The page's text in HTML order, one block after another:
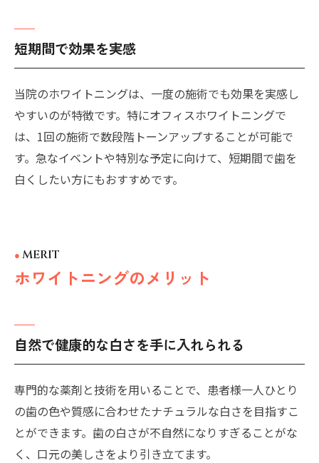
短期間で効果を実感
当院のホワイトニングは、一度の施術でも効果を実感し
やすいのが特徴です。特にオフィスホワイトニングで
は、1回の施術で数段階トーンアップすることが可能で
す。急なイベントや特別な予定に向けて、短期間で歯を
白くしたい方にもおすすめです。
ホワイトニングのメリット
MERIT
自然で健康的な白さを手に入れられる
専門的な薬剤と技術を用いることで、患者様一人ひとり
の歯の色や質感に合わせたナチュラルな白さを目指すこ
とができます。歯の白さが不自然になりすぎることがな
く、口元の美しさをより引き立てます。